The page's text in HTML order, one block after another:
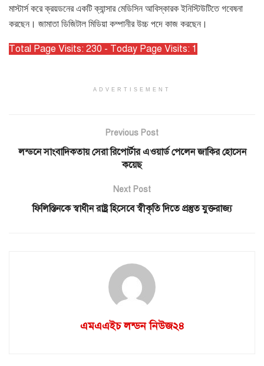
মাস্টার্স করে ক্রয়ডনের একটি ক্যান্সার মেডিসিন আবিস্কারক ইনিস্টিউটিতে গবেষনা
করছেন। জামাতা ডিজিটাল মিডিয়া কম্পানীর উচ্চ পদে কাজ করছেন।
Total Page Visits: 230 - Today Page Visits: 1
ADVERTISEMENT
Previous Post
লন্ডনে সাংবাদিকতায় সেরা রিপোর্টার এওয়ার্ড পেলেন জাকির হোসেন
কয়েছ
Next Post
ফিলিস্তিনকে স্বাধীন রাষ্ট্র হিসেবে স্বীকৃতি দিতে প্রস্তুত যুক্তরাজ্য
এমএএইচ লন্ডন নিউজ২৪